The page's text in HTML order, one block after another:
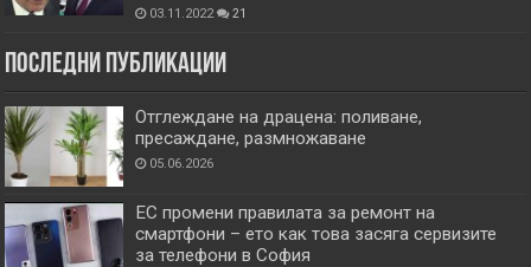
03.11.2022 21
Последни публикации
Отглеждане на драцена: поливане,
пресаждане, размножаване
05.06.2026
ЕС промени правилата за ремонт на
смартфони – ето как това засяга сервизите
за телефони в София